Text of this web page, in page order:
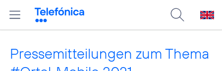
Pressemitteilungen zum Thema